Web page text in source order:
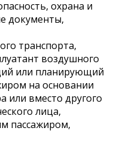
охрана и
документы,
транспорта,
воздушного
или планирующий
на основании
или вместо другого
лица,
пассажиром,